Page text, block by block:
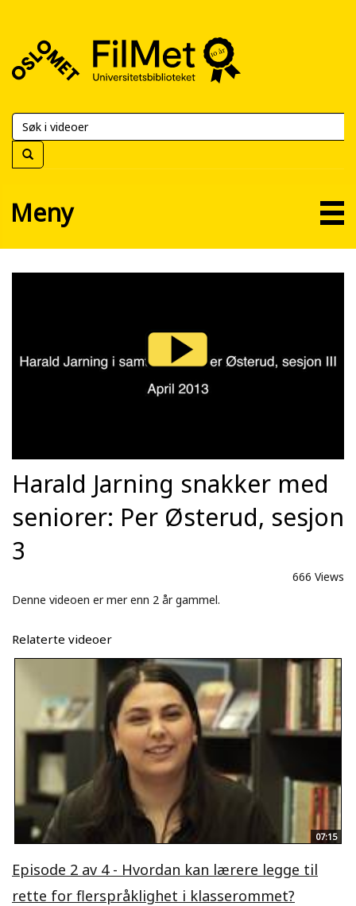
FilMet
Universitetsbiblioteket
Meny
Harald Jarning snakker med
seniorer: Per Østerud, sesjon
3
666 Views
Denne videoen er mer enn 2 år gammel.
Relaterte videoer
07:15
Episode 2 av 4 - Hvordan kan lærere legge til
rette for flerspråklighet i klasserommet?